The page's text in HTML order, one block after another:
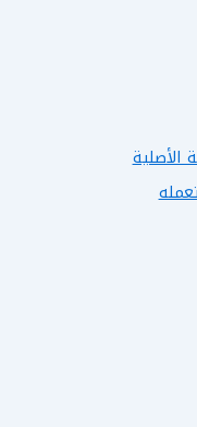
الأصلية